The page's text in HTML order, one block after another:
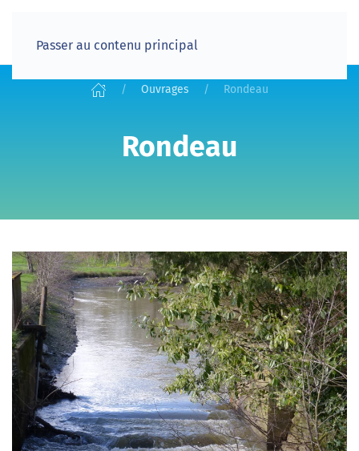
Passer au contenu principal
Ouvrages Rondeau
Rondeau